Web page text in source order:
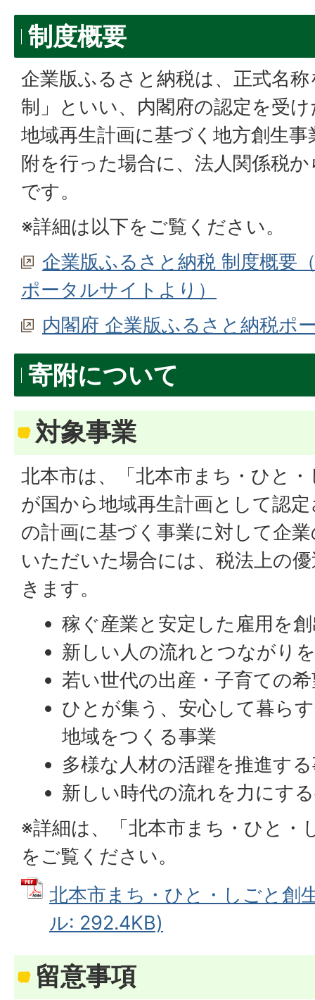
制度概要
企業版ふるさと納税は、正式名
制」といい、内閣府の認定を受
地域再生計画に基づく地方創生
附を行った場合に、法人関係税
です。
※詳細は以下をご覧ください。
企業版ふるさと納税 制度概要
ポータルサイトより）
内閣府 企業版ふるさと納税ポ
寄附について
対象事業
北本市は、「北本市まち・ひと
が国から地域再生計画として認
の計画に基づく事業に対して企
いただいた場合には、税法上の
きます。
稼ぐ産業と安定した雇用を
新しい人の流れとつながり
若い世代の出産・子育ての
ひとが集う、安心して暮ら
地域をつくる事業
多様な人材の活躍を推進す
新しい時代の流れを力にす
※詳細は、「北本市まち・ひと・
をご覧ください。
北本市まち・ひと・しごと創
ル: 292.4KB)
留意事項